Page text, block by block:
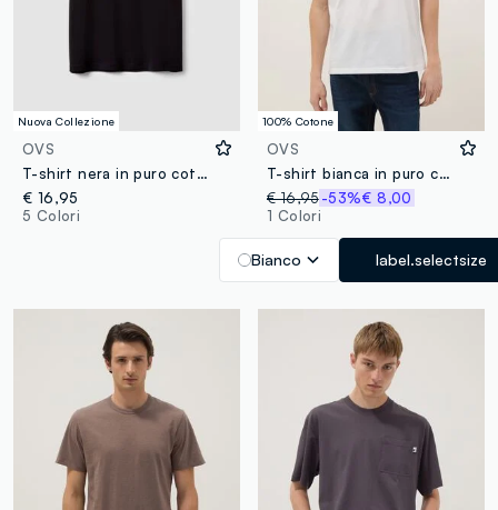
Nuova Collezione
OVS
T-shirt nera in puro cotone a maniche corte regular fit
€ 16,95
5 Colori
100% Cotone
OVS
T-shirt bianca in puro cotone con stampa
€ 16,95 -53%€ 8,00
1 Colori
Bianco label.selectsize